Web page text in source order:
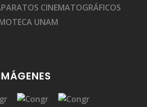
CINEMATOGRÁFICOS
UNAM